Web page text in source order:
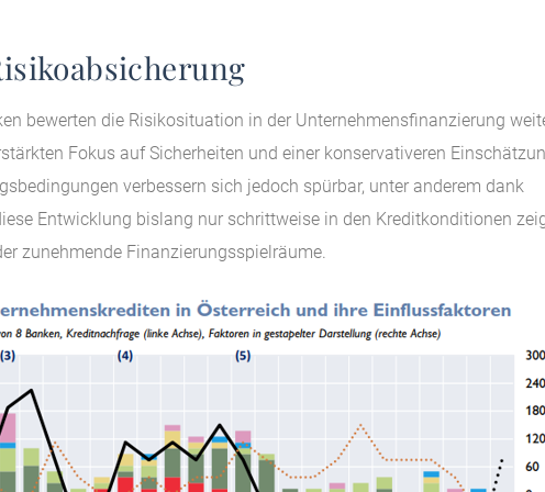
bewerten die Risikosituation in der Unternehmensfinanzierung
Fokus auf Sicherheiten und einer konservativeren
verbessern sich jedoch spürbar, unter anderem dank
Entwicklung bislang nur schrittweise in den Kreditkonditionen
zunehmende Finanzierungsspielräume.